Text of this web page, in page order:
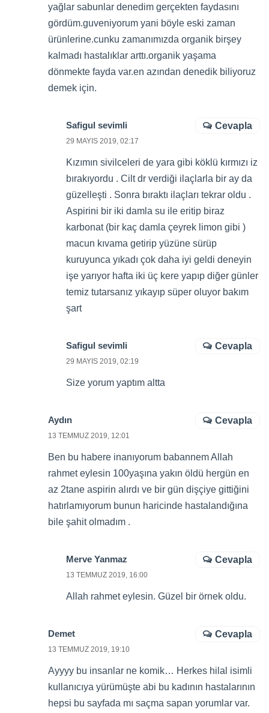
yağlar sabunlar denedim gerçekten faydasını
gördüm.guveniyorum yani böyle eski zaman
ürünlerine.cunku zamanımızda organik birşey
kalmadı hastalıklar arttı.organik yaşama
dönmekte fayda var.en azından denedik biliyoruz
demek için.
Safigul sevimli
29 MAYIS 2019, 02:17
Kızımın sivilceleri de yara gibi köklü kırmızı iz
bırakıyordu . Cilt dr verdiği ilaçlarla bir ay da
güzelleşti . Sonra bıraktı ilaçları tekrar oldu .
Aspirini bir iki damla su ile eritip biraz
karbonat (bir kaç damla çeyrek limon gibi )
macun kıvama getirip yüzüne sürüp
kuruyunca yıkadı çok daha iyi geldi deneyin
işe yarıyor hafta iki üç kere yapıp diğer günler
temiz tutarsanız yıkayıp süper oluyor bakım
şart
Cevapla
Safigul sevimli
29 MAYIS 2019, 02:19
Size yorum yaptım altta
Cevapla
Aydın
13 TEMMUZ 2019, 12:01
Ben bu habere inanıyorum babannem Allah
rahmet eylesin 100yaşına yakın öldü hergün en
az 2tane aspirin alırdı ve bir gün dişçiye gittiğini
hatırlamıyorum bunun haricinde hastalandığına
bile şahit olmadım .
Cevapla
Merve Yanmaz
13 TEMMUZ 2019, 16:00
Allah rahmet eylesin. Güzel bir örnek oldu.
Cevapla
Demet
13 TEMMUZ 2019, 19:10
Ayyyy bu insanlar ne komik… Herkes hilal isimli
kullanıcıya yürümüşte abi bu kadının hastalarının
hepsi bu sayfada mı saçma sapan yorumlar var.
Cevapla